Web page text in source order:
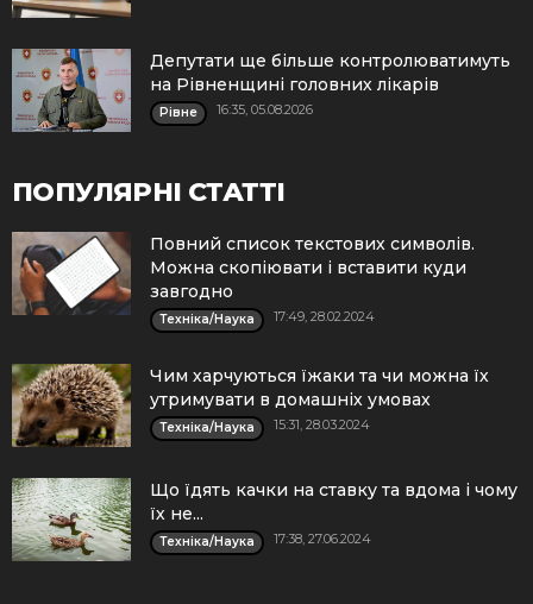
Депутати ще більше контролюватимуть
на Рівненщині головних лікарів
Рівне 16:35, 05.08.2026
ПОПУЛЯРНІ СТАТТІ
Повний список текстових символів.
Можна скопіювати і вставити куди
завгодно
Техніка/Наука 17:49, 28.02.2024
Чим харчуються їжаки та чи можна їх
утримувати в домашніх умовах
Техніка/Наука 15:31, 28.03.2024
Що їдять качки на ставку та вдома і чому
їх не...
Техніка/Наука 17:38, 27.06.2024